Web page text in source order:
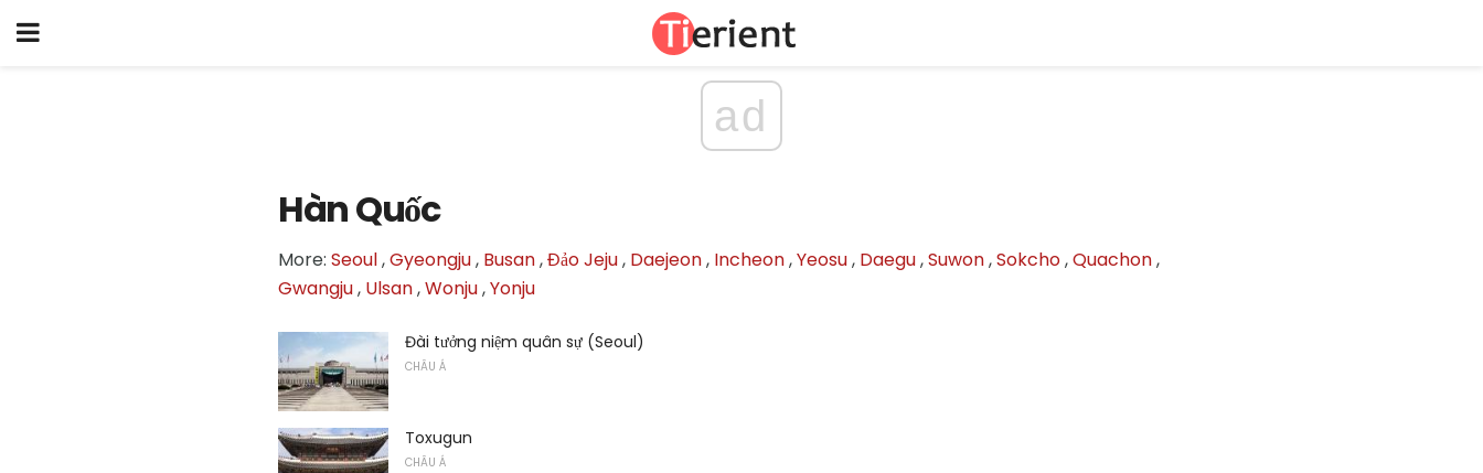
ad
Hàn Quốc
More: Seoul,Gyeongju, Busan,Đảo Jeju, Daejeon, Incheon,Yeosu, Daegu,Suwon,Sokcho,Quachon,
Gwangju, Ulsan,Wonju,Yonju
Đài tưởng niệm quân sự (Seoul)
CHÂU Á
Toxugun
CHÂU Á